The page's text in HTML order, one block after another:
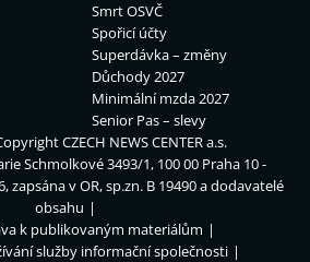
Smrt OSVČ
Spořicí účty
Superdávka – změny
Důchody 2027
Minimální mzda 2027
Senior Pas – slevy
CZECH NEWS CENTER a.s.
Schmolkové 3493/1, 100 00 Praha 10 -
zapsána v OR, sp.zn. B 19490 a dodavatelé
obsahu
k publikovaným materiálům
služby informační společnosti